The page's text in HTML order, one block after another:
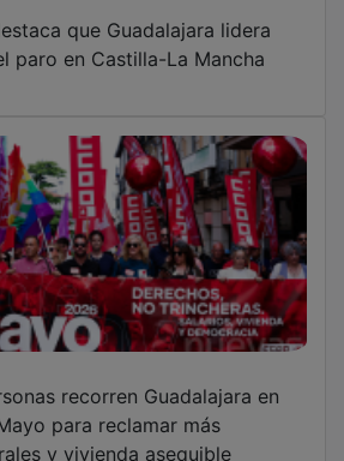
paro en Castilla-La Mancha
para reclamar más
y vivienda asequible